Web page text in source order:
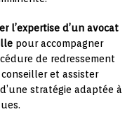
l’expertise d’un avocat
pour accompagner
de redressement
et assister
stratégie adaptée à